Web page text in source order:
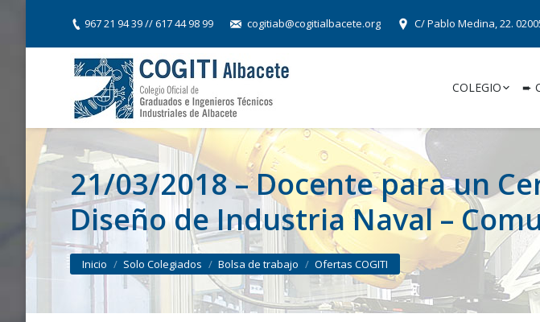
967 21 94 39 // 617 44 98 99 cogitiab@cogitialbacete.org C/ Pablo Medina, 22.
COLEGIO ➨
21/03/2018 – Docente para un
Diseño de Industria Naval –
You are here:
Inicio Solo Colegiados Bolsa de trabajo Ofertas COGITI